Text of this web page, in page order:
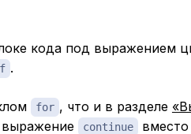
кода под выражением
.
for , что и в разделе
continue
вместо